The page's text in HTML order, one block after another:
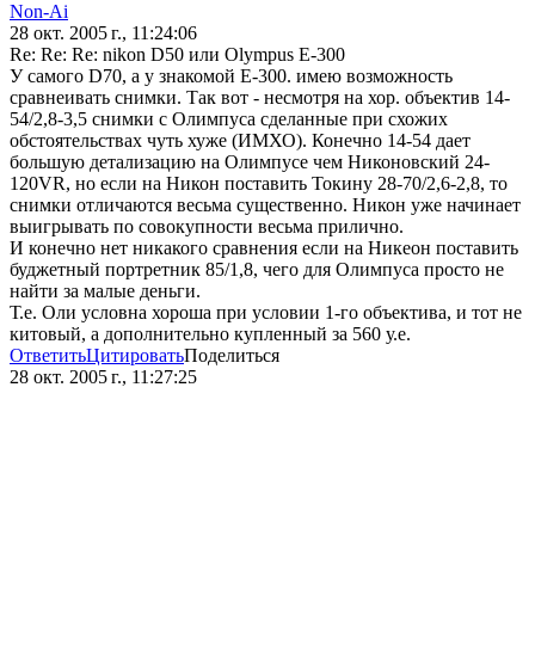
Non-Ai
28 окт. 2005 г., 11:24:06
Re: Re: Re: nikon D50 или Olympus E-300
У самого D70, а у знакомой E-300. имею возможность
сравнеивать снимки. Так вот - несмотря на хор. объектив 14-
54/2,8-3,5 снимки с Олимпуса сделанные при схожих
обстоятельствах чуть хуже (ИМХО). Конечно 14-54 дает
большую детализацию на Олимпусе чем Никоновский 24-
120VR, но если на Никон поставить Токину 28-70/2,6-2,8, то
снимки отличаются весьма существенно. Никон уже начинает
выигрывать по совокупности весьма прилично.
И конечно нет никакого сравнения если на Никеон поставить
буджетный портретник 85/1,8, чего для Олимпуса просто не
найти за малые деньги.
Т.е. Оли условна хороша при условии 1-го объектива, и тот не
китовый, а дополнительно купленный за 560 у.е.
ОтветитьЦитироватьПоделиться
28 окт. 2005 г., 11:27:25